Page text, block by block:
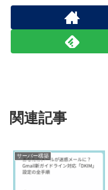
関連記事
サーバー構築